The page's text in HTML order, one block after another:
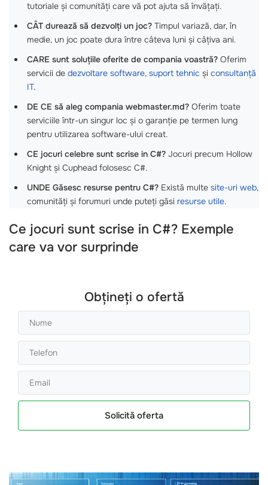
tutoriale și comunități care vă pot ajuta să învățați.
CÂT durează să dezvolți un joc? Timpul variază, dar, în
medie, un joc poate dura între câteva luni și câțiva ani.
CARE sunt soluțiile oferite de compania voastră? Oferim
servicii de dezvoltare software, suport tehnic și consultanță
IT.
DE CE să aleg compania webmaster.md? Oferim toate
serviciile într-un singur loc și o garanție pe termen lung
pentru utilizarea software-ului creat.
CE jocuri celebre sunt scrise in C#? Jocuri precum Hollow
Knight și Cuphead folosesc C#.
UNDE Găsesc resurse pentru C#? Există multe site-uri web,
comunități și forumuri unde puteți găsi resurse utile.
Ce jocuri sunt scrise in C#? Exemple
care va vor surprinde
Obțineți o ofertă
Solicită oferta